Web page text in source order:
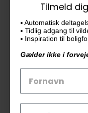
Tilmeld
▪️ Automatisk
▪️ Tidlig adgang til
▪️ Inspiration til
Gælder ikke i